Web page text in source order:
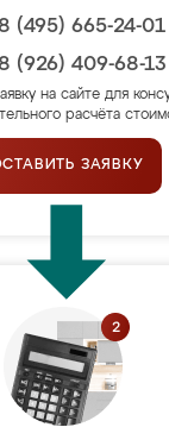
(495) 665-24-01
(926) 409-68-13
на сайте для
расчёта
ЗАЯВКУ